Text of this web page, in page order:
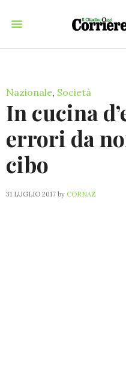
Nazionale, Società
In cucina
errori da
cibo
31 LUGLIO 2017 by CORNAZ